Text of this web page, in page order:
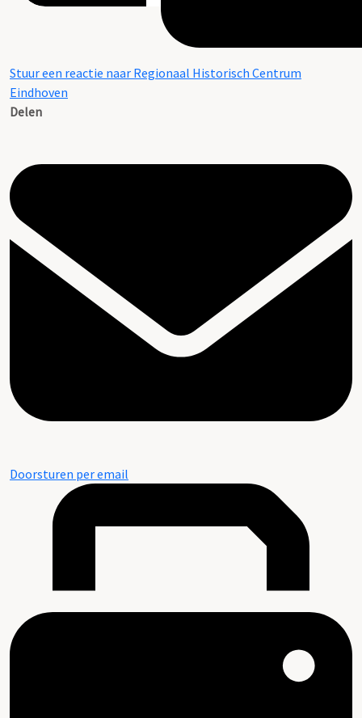
Stuur een reactie naar Regionaal Historisch Centrum
Eindhoven
Delen
Doorsturen per email